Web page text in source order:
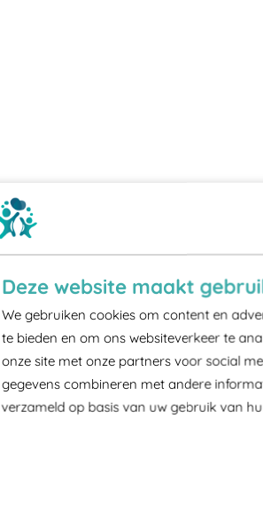
Deze website maakt
We gebruiken cookies om content en
te bieden en om ons websiteverkeer te
onze site met onze partners voor social
gegevens combineren met andere
verzameld op basis van uw gebruik van